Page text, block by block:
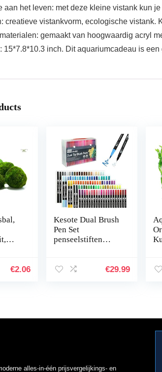
aan het leven: met deze kleine vistank kun
creatieve vistankvorm, ecologische vistank.
gemaakt van hoogwaardig acryl
15*7.8*10.3 inch. Dit aquariumcadeau is
cm
€2.06
Kesote Dual Brush
Pen Set
penseelstiften
kinderen dubbele
€29.99
alles-in-één prijsvergelijkings- en